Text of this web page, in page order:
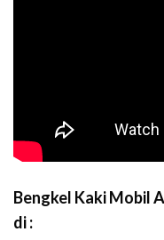
Bengkel Kaki Mobil
di :